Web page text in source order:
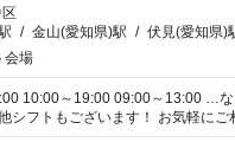
/ 金山(愛知県)駅 / 伏見(愛知県)
会場
～19:00 09:00～13:00 …など1日4時間～
その他シフトもございます！ お気軽に